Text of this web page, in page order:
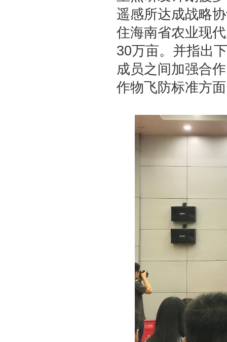
遥感所达成战略
住海南省农业现
30万亩。并指出
成员之间加强合
作物飞防标准方